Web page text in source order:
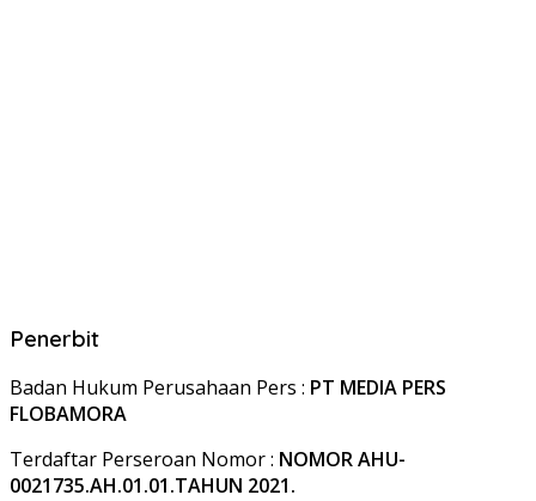
Penerbit
Badan Hukum Perusahaan Pers : PT MEDIA PERS
FLOBAMORA
Terdaftar Perseroan Nomor : NOMOR AHU-
0021735.AH.01.01.TAHUN 2021.